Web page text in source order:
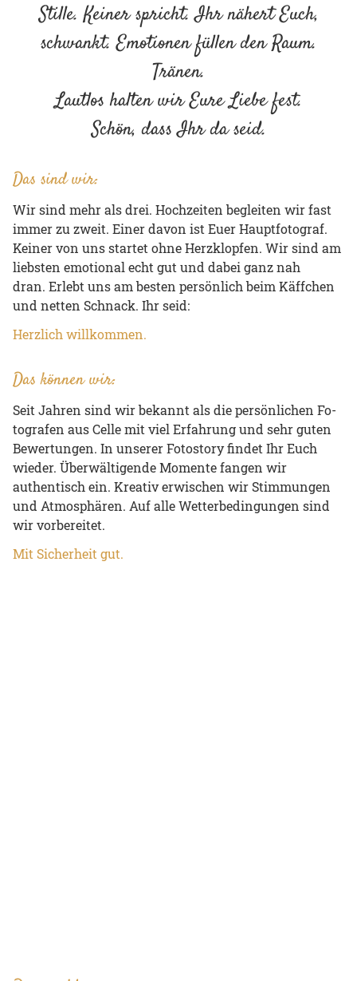
Stil­le. Kei­ner spricht. Ihr nä­hert Euch,
schwankt. Emo­tio­nen fül­len den Raum.
Trä­nen.
Laut­los hal­ten wir Eure Liebe fest.
Schön, dass Ihr da seid.
Das sind wir:
Wir sind mehr als drei. Hoch­zei­ten be­glei­ten wir fast
immer zu zweit. Einer davon ist Euer Haupt­fo­to­graf.
Kei­ner von uns star­tet ohne Herz­klop­fen. Wir sind am
liebs­ten emo­tio­nal echt gut und dabei ganz nah
dran. Er­lebt uns am bes­ten per­sön­lich beim Käff­chen
und net­ten Schnack. Ihr seid:
Herz­lich will­kom­men.
Das können wir:
Seit Jahren sind wir bekannt als die per­sön­li­chen Fo­
to­gra­fen aus Celle mit viel Er­fah­rung und sehr guten
Be­wer­tun­gen. In unserer Fotostory findet Ihr Euch
wieder. Überwältigende Momente fangen wir
authentisch ein. Kreativ erwischen wir Stimmungen
und Atmosphären. Auf alle Wetterbedingungen sind
wir vorbereitet.
Mit Si­cher­heit gut.